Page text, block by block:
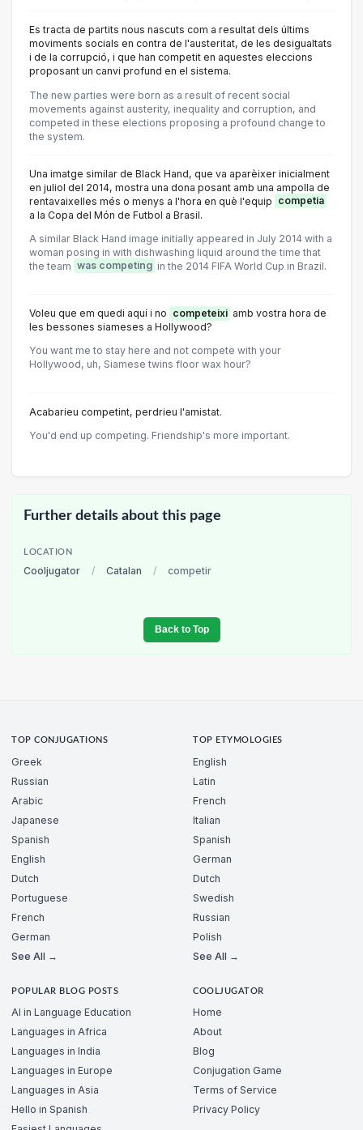
Es tracta de partits nous nascuts com a resultat dels últims
moviments socials en contra de l'austeritat, de les desigualtats
i de la corrupció, i que han competit en aquestes eleccions
proposant un canvi profund en el sistema.
The new parties were born as a result of recent social
movements against austerity, inequality and corruption, and
competed in these elections proposing a profound change to
the system.
Una imatge similar de Black Hand, que va aparèixer inicialment
en juliol del 2014, mostra una dona posant amb una ampolla de
rentavaixelles més o menys a l'hora en què l'equip competia
a la Copa del Món de Futbol a Brasil.
A similar Black Hand image initially appeared in July 2014 with a
woman posing in with dishwashing liquid around the time that
the team was competing in the 2014 FIFA World Cup in Brazil.
Voleu que em quedi aquí i no competeixi amb vostra hora de
les bessones siameses a Hollywood?
You want me to stay here and not compete with your
Hollywood, uh, Siamese twins floor wax hour?
Acabarieu competint, perdrieu I'amistat.
You'd end up competing. Friendship's more important.
Further details about this page
LOCATION
Cooljugator / Catalan / competir
Back to Top
TOP CONJUGATIONS
Greek
Russian
Arabic
Japanese
Spanish
English
Dutch
Portuguese
French
German
See All →
TOP ETYMOLOGIES
English
Latin
French
Italian
Spanish
German
Dutch
Swedish
Russian
Polish
See All →
POPULAR BLOG POSTS
AI in Language Education
Languages in Africa
Languages in India
Languages in Europe
Languages in Asia
Hello in Spanish
COOLJUGATOR
Home
About
Blog
Conjugation Game
Terms of Service
Privacy Policy